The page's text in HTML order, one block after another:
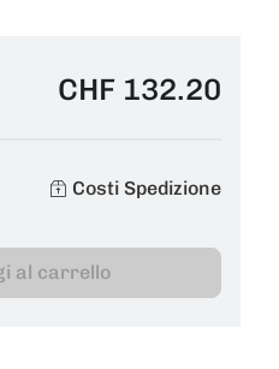
CHF 132.20
Costi Spedizione
al carrello